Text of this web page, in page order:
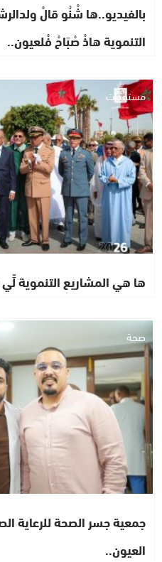
بالفيديو..ها شْنُو قالْ
التنموية هاذْ صْبَاحْ فْلعيون..
مستجدات
ها هي المشاريع التنموية
صحة
جمعية جسر الصحة للرعاية
العيون..